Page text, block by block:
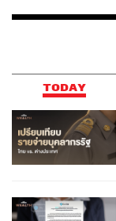
TODAY